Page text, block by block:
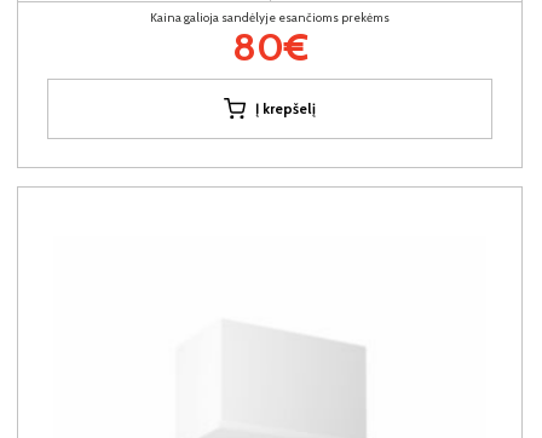
Kaina galioja sandėlyje esančioms prekėms
80€
Į krepšelį